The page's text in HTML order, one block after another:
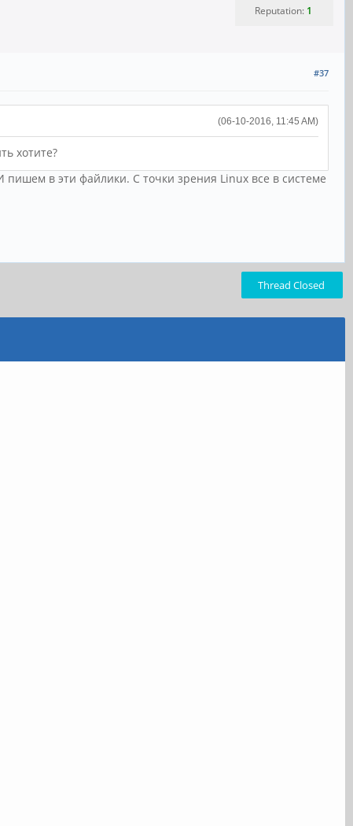
Reputation: 1
#37
(06-10-2016, 11:45 AM)
хотите?
в эти файлики. С точки зрения Linux все в системе
Thread Closed